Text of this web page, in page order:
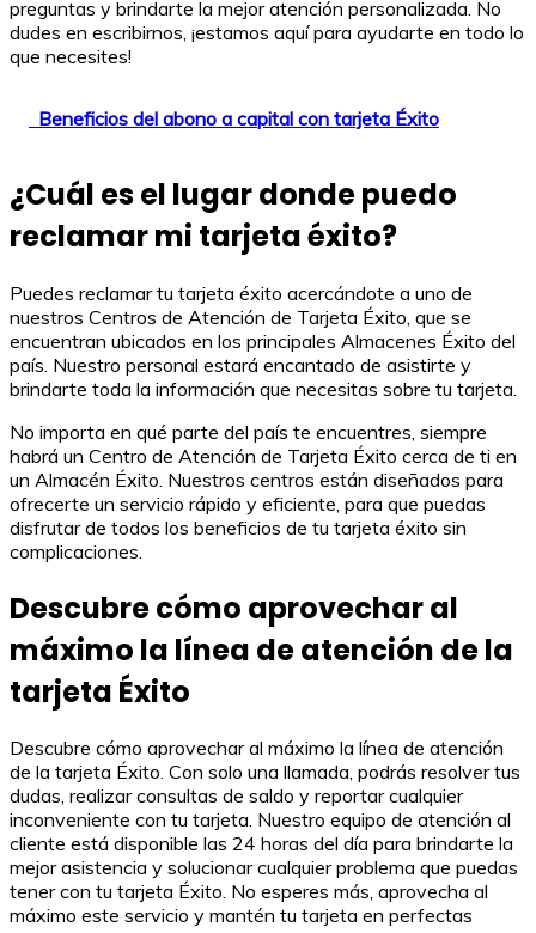
preguntas y brindarte la mejor atención personalizada. No
dudes en escribirnos, ¡estamos aquí para ayudarte en todo lo
que necesites!
Beneficios del abono a capital con tarjeta Éxito
¿Cuál es el lugar donde puedo
reclamar mi tarjeta éxito?
Puedes reclamar tu tarjeta éxito acercándote a uno de
nuestros Centros de Atención de Tarjeta Éxito, que se
encuentran ubicados en los principales Almacenes Éxito del
país. Nuestro personal estará encantado de asistirte y
brindarte toda la información que necesitas sobre tu tarjeta.
No importa en qué parte del país te encuentres, siempre
habrá un Centro de Atención de Tarjeta Éxito cerca de ti en
un Almacén Éxito. Nuestros centros están diseñados para
ofrecerte un servicio rápido y eficiente, para que puedas
disfrutar de todos los beneficios de tu tarjeta éxito sin
complicaciones.
Descubre cómo aprovechar al
máximo la línea de atención de la
tarjeta Éxito
Descubre cómo aprovechar al máximo la línea de atención
de la tarjeta Éxito. Con solo una llamada, podrás resolver tus
dudas, realizar consultas de saldo y reportar cualquier
inconveniente con tu tarjeta. Nuestro equipo de atención al
cliente está disponible las 24 horas del día para brindarte la
mejor asistencia y solucionar cualquier problema que puedas
tener con tu tarjeta Éxito. No esperes más, aprovecha al
máximo este servicio y mantén tu tarjeta en perfectas